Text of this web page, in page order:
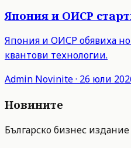
Япония и ОИСР
Япония и ОИСР обявиха
квантови технологии.
Admin Novinite· 26 юли
Новините
Българско бизнес